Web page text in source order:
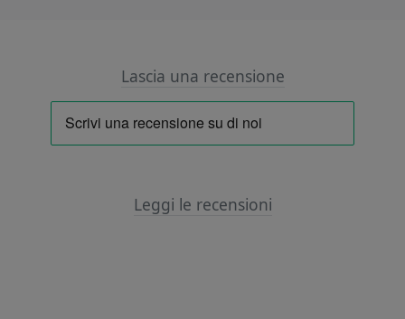
Lascia una recensione
Leggi le recensioni